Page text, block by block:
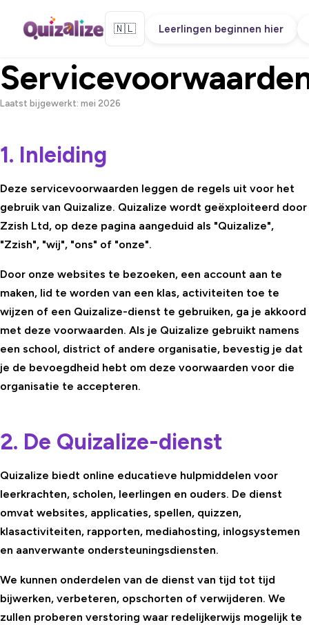
🇳🇱 Leerlingen beginnen hier
Laatst bijgewerkt: mei 2026
1. Inleiding
Deze servicevoorwaarden leggen de regels uit voor het
gebruik van Quizalize. Quizalize wordt geëxploiteerd door
Zzish Ltd, op deze pagina aangeduid als "Quizalize",
"Zzish", "wij", "ons" of "onze".
Door onze websites te bezoeken, een account aan te
maken, lid te worden van een klas, activiteiten toe te
wijzen of een Quizalize-dienst te gebruiken, ga je akkoord
met deze voorwaarden. Als je Quizalize gebruikt namens
een school, district of andere organisatie, bevestig je dat
je de bevoegdheid hebt om deze voorwaarden voor die
organisatie te accepteren.
2. De Quizalize-dienst
Quizalize biedt online educatieve hulpmiddelen voor
leerkrachten, scholen, leerlingen en ouders. De dienst
omvat websites, applicaties, spellen, quizzen,
klasactiviteiten, rapporten, mediahosting, inlogsystemen
en aanverwante ondersteuningsdiensten.
We kunnen onderdelen van de dienst van tijd tot tijd
bijwerken, verbeteren, opschorten of verwijderen. We
zullen proberen verstoring waar redelijkerwijs mogelijk te